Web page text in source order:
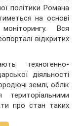
політики Романа
на основі
Вся
відкритих
техногенно-
діяльності
землі, облік
про стан таких